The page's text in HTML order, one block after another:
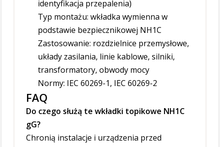
identyfikacja przepalenia)
Typ montażu: wkładka wymienna w
podstawie bezpiecznikowej NH1C
Zastosowanie: rozdzielnice przemysłowe,
układy zasilania, linie kablowe, silniki,
transformatory, obwody mocy
Normy: IEC 60269-1, IEC 60269-2
FAQ
Do czego służą te wkładki topikowe NH1C
gG?
Chronią instalacje i urządzenia przed